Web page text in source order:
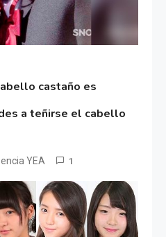
castaño es
a teñirse el cabello
YEA 1